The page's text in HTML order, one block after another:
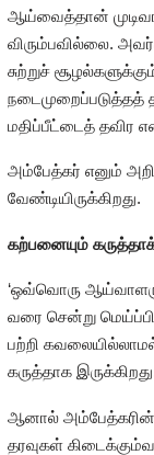
ஆய்வைத்தான்
விரும்பவில்லை.
சுற்றுச்
நடைமுறைப்படுத்தத்
மதிப்பீட்டைத் தவிர
அம்பேத்கர் எனும்
வேண்டியிருக்கிறது.
கற்பனையும்
‘ஒவ்வொரு
வரை சென்று
பற்றி
கருத்தாக
ஆனால் அம்பேத்கரின்
தரவுகள்